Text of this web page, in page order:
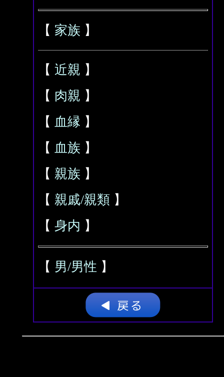
【 家族 】
【 近親 】
【 肉親 】
【 血縁 】
【 血族 】
【 親族 】
【 親戚/親類 】
【 身内 】
【 男/男性 】